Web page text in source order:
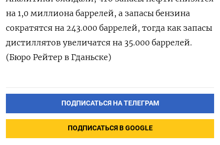
на 1,0 миллиона баррелей, а запасы бензина
сократятся на 243.000 баррелей, тогда как запасы
дистиллятов увеличатся на 35.000 баррелей.
(Бюро Рейтер в Гданьске)
ПОДПИСАТЬСЯ НА ТЕЛЕГРАМ
ПОДПИСАТЬСЯ В GOOGLE